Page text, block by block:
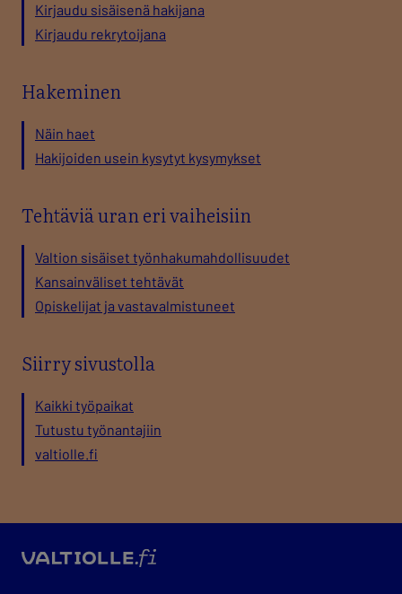
Kirjaudu sisäisenä hakijana
Kirjaudu rekrytoijana
Hakeminen
Näin haet
Hakijoiden usein kysytyt kysymykset
Tehtäviä uran eri vaiheisiin
Valtion sisäiset työnhakumahdollisuudet
Kansainväliset tehtävät
Opiskelijat ja vastavalmistuneet
Siirry sivustolla
Kaikki työpaikat
Tutustu työnantajiin
valtiolle.fi
valtio